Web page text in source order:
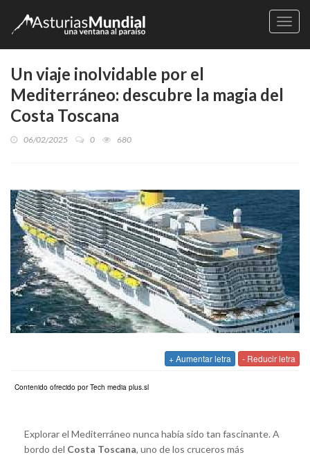
Un viaje inolvidable por el
Mediterráneo: descubre la magia del
Costa Toscana
06/02/2025 0 680
+ Aumentar letra - Reducir letra
Contenido ofrecido por Tech media plus.sl
Explorar el Mediterráneo nunca había sido tan fascinante. A
bordo del Costa Toscana, uno de los cruceros más